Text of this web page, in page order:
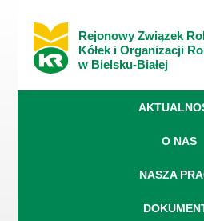
Rejonowy Związek
Kółek i Organizacji
w Bielsku-Białej
O NAS
NASZA